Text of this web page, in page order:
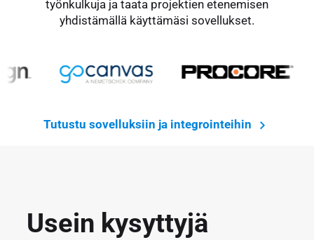
työnkulkuja ja taata projektien etenemisen
yhdistämällä käyttämäsi sovellukset.
Tutustu sovelluksiin ja integrointeihin
Usein kysyttyjä